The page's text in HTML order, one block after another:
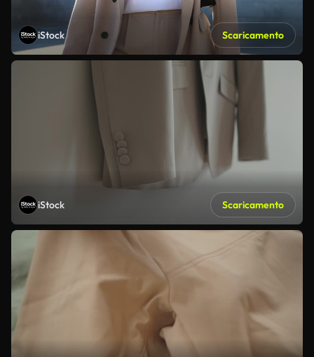
iStock Scaricamento
iStock Scaricamento